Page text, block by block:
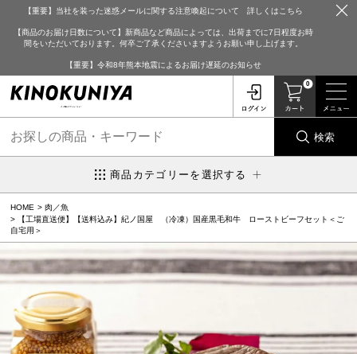
【重要】当社を装った迷惑メールに関する注意喚起について 詳しくはこちら
【商品のお届け日数について】新商品など商品によっては、出荷までに7日程度お時
間をいただいております。何卒ご了承くださいますようお願い申し上げます。
【重要】令和8年熊本地震によるお届け遅延のお知らせ
0
検索
商品カテゴリーを選択する
HOME
肉／魚
【工場直送便】【送料込み】紀ノ国屋 （冷凍）国産黒毛和牛 ローストビーフセット＜ご
自宅用＞